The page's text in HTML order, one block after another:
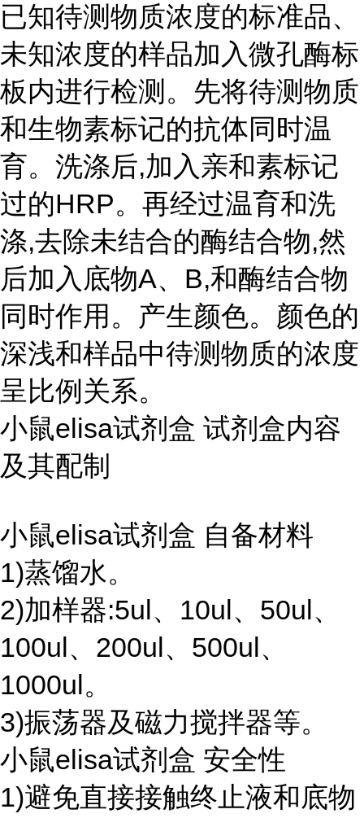
已知待测物质浓度的标准品、
未知浓度的样品加入微孔酶标
板内进行检测。先将待测物质
和生物素标记的抗体同时温
育。洗涤后,加入亲和素标记
过的HRP。再经过温育和洗
涤,去除未结合的酶结合物,然
后加入底物A、B,和酶结合物
同时作用。产生颜色。颜色的
深浅和样品中待测物质的浓度
呈比例关系。
小鼠elisa试剂盒 试剂盒内容
及其配制
小鼠elisa试剂盒 自备材料
1)蒸馏水。
2)加样器:5ul、10ul、50ul、
100ul、200ul、500ul、
1000ul。
3)振荡器及磁力搅拌器等。
小鼠elisa试剂盒 安全性
1)避免直接接触终止液和底物